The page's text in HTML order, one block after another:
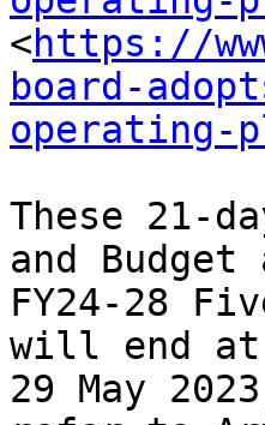
<https://
board-
operating-
These 21-
and
FY24-28
will end at
29 May